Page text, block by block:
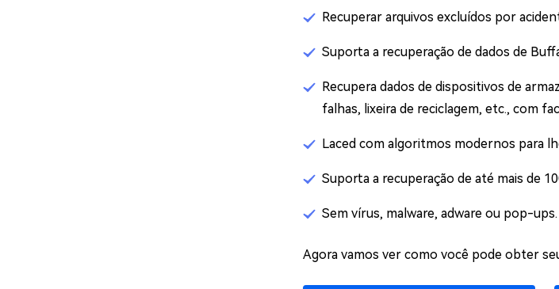
Recuperar arquivos excluídos por
Suporta a recuperação de dados de
Recupera dados de dispositivos de
falhas, lixeira de reciclagem, etc., com
Laced com algoritmos modernos para
Suporta a recuperação de até mais de
Sem vírus, malware, adware ou pop-ups.
Agora vamos ver como você pode obter